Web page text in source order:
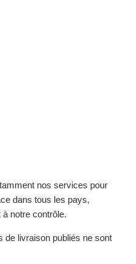
nos services pour
dans tous les pays,
notre contrôle.
de livraison publiés ne sont